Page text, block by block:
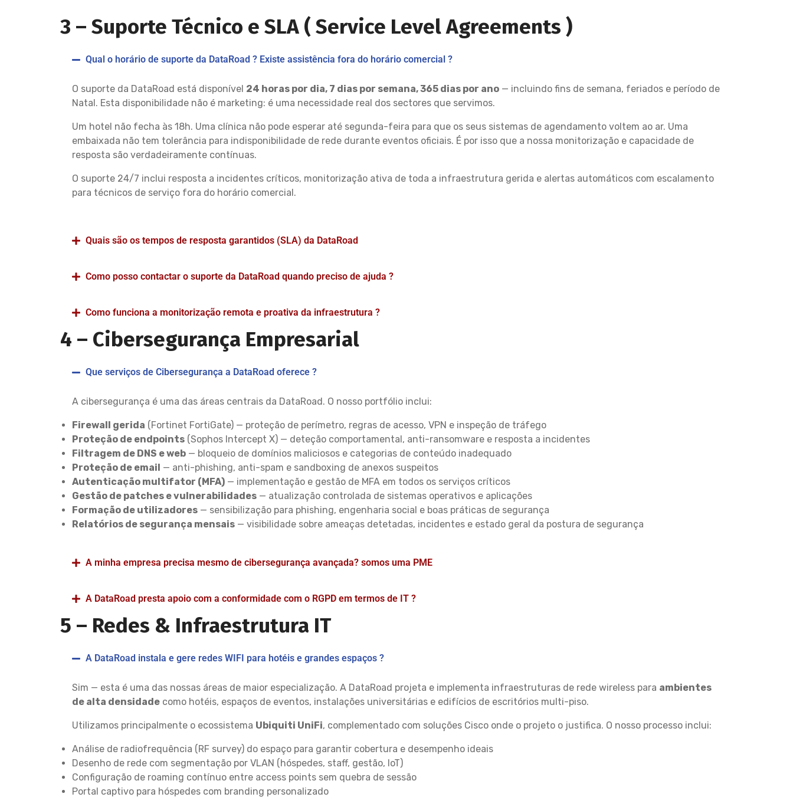
3 – Suporte Técnico e SLA ( Service Level Agreements )
Qual o horário de suporte da DataRoad ? Existe assistência fora do horário comercial ?
O suporte da DataRoad está disponível 24 horas por dia, 7 dias por semana, 365 dias por ano — incluindo fins de semana, feriados e período de
Natal. Esta disponibilidade não é marketing: é uma necessidade real dos sectores que servimos.
Um hotel não fecha às 18h. Uma clínica não pode esperar até segunda-feira para que os seus sistemas de agendamento voltem ao ar. Uma
embaixada não tem tolerância para indisponibilidade de rede durante eventos oficiais. É por isso que a nossa monitorização e capacidade de
resposta são verdadeiramente contínuas.
O suporte 24/7 inclui resposta a incidentes críticos, monitorização ativa de toda a infraestrutura gerida e alertas automáticos com escalamento
para técnicos de serviço fora do horário comercial.
Quais são os tempos de resposta garantidos (SLA) da DataRoad
Como posso contactar o suporte da DataRoad quando preciso de ajuda ?
Como funciona a monitorização remota e proativa da infraestrutura ?
4 – Cibersegurança Empresarial
Que serviços de Cibersegurança a DataRoad oferece ?
A cibersegurança é uma das áreas centrais da DataRoad. O nosso portfólio inclui:
Firewall gerida (Fortinet FortiGate) — proteção de perímetro, regras de acesso, VPN e inspeção de tráfego
Proteção de endpoints (Sophos Intercept X) — deteção comportamental, anti-ransomware e resposta a incidentes
Filtragem de DNS e web — bloqueio de domínios maliciosos e categorias de conteúdo inadequado
Proteção de email — anti-phishing, anti-spam e sandboxing de anexos suspeitos
Autenticação multifator (MFA) — implementação e gestão de MFA em todos os serviços críticos
Gestão de patches e vulnerabilidades — atualização controlada de sistemas operativos e aplicações
Formação de utilizadores — sensibilização para phishing, engenharia social e boas práticas de segurança
Relatórios de segurança mensais — visibilidade sobre ameaças detetadas, incidentes e estado geral da postura de segurança
A minha empresa precisa mesmo de cibersegurança avançada? somos uma PME
A DataRoad presta apoio com a conformidade com o RGPD em termos de IT ?
5 – Redes & Infraestrutura IT
A DataRoad instala e gere redes WIFI para hotéis e grandes espaços ?
Sim — esta é uma das nossas áreas de maior especialização. A DataRoad projeta e implementa infraestruturas de rede wireless para ambientes
de alta densidade como hotéis, espaços de eventos, instalações universitárias e edifícios de escritórios multi-piso.
Utilizamos principalmente o ecossistema Ubiquiti UniFi, complementado com soluções Cisco onde o projeto o justifica. O nosso processo inclui:
Análise de radiofrequência (RF survey) do espaço para garantir cobertura e desempenho ideais
Desenho de rede com segmentação por VLAN (hóspedes, staff, gestão, IoT)
Configuração de roaming contínuo entre access points sem quebra de sessão
Portal captivo para hóspedes com branding personalizado